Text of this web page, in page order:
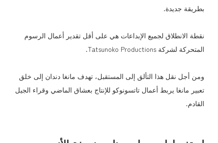
بطريقة جديدة.
نقطة الانطلاق لجميع الإبداعات هي على أقل تقدير أعمال الرسوم
المتحركة لشركة Tatsunoko Productions.
ومن أجل نقل هذا التألق إلى المستقبل، تهدف مانغا دندان إلى خلق
تعبير مانغا يربط أعمال تاتسونوكو للإنتاج بعشاق الماضي وقراء الجيل
القادم.